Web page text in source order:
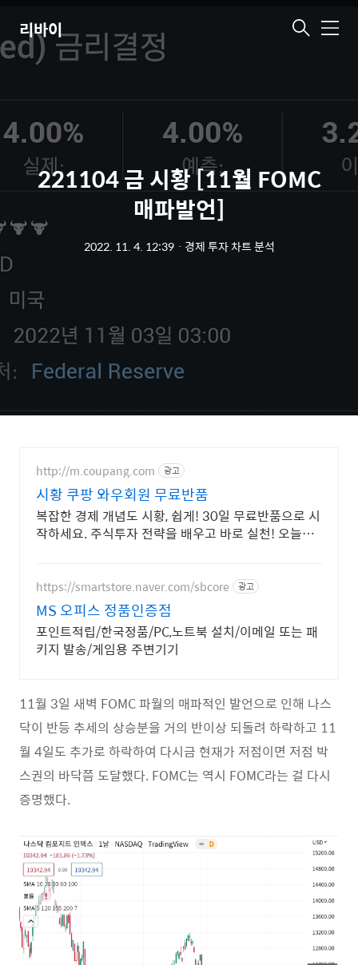
리바이 메
221104 금 시황 [11월 FOMC
매파발언]
2022. 11. 4. 12:39ㆍ 경제 투자 차트 분석
http://m.coupang.com 광고
시황 쿠팡 와우회원 무료반품
복잡한 경제 개념도 시황, 쉽게! 30일 무료반품으로 시
작하세요. 주식투자 전략을 배우고 바로 실천! 오늘주
https://smartstore.naver.com/sbcore 광고
MS 오피스 정품인증점
포인트적립/한국정품/PC,노트북 설치/이메일 또는 패
키지 발송/게임용 주변기기
11월 3일 새벽 FOMC 파월의 매파적인 발언으로 인해 나스
닥이 반등 추세의 상승분을 거의 반이상 되돌려 하락하고 11
월 4일도 추가로 하락하여 다시금 현재가 저점이면 저점 박
스권의 바닥쯤 도달했다. FOMC는 역시 FOMC라는 걸 다시
증명했다.